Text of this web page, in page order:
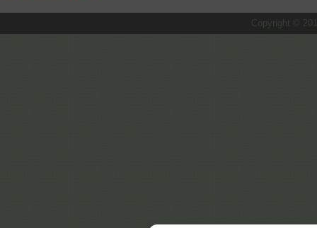
Copyright ©